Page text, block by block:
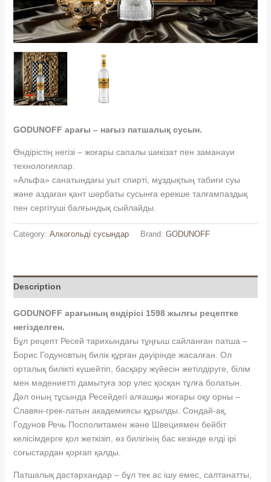
GODUNOFF арағы – нағыз патшалық сусын.
Өндірістің негізі – жоғары сапалы шикізат пен заманауи
технологиялар.
«Альфа» санатындағы уыт спирті, мұздықтың табиғи суы
және аздаған қант шәрбаты сусынға ерекше талғампаздық
пен сергітуші балғындық сыйлайды.
Category: Алкогольді сусындар Brand: GODUNOFF
Description
GODUNOFF арағының өндірісі 1598 жылғы рецептке
негізделген.
Бұл рецепт Ресей тарихындағы тұңғыш сайланған патша –
Борис Годуновтың билік құрған дәуірінде жасалған. Ол
орталық билікті күшейтіп, басқару жүйесін жетілдіруге, білім
мен мәдениетті дамытуға зор үлес қосқан тұлға болатын.
Дәл оның тұсында Ресейдегі алғашқы жоғары оқу орны –
Славян-грек-латын академиясы құрылды. Сондай-ақ,
Годунов Речь Посполитамен және Швециямен бейбіт
келісімдерге қол жеткізіп, өз билігінің бас кезінде елді ірі
соғыстардан қорғап қалды.
Патшалық дастархандар – бұл тек ас ішу емес, салтанатты,